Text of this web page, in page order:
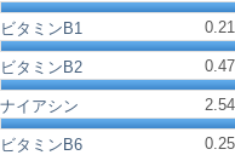
ビタミンB1
ビタミンB2
ナイアシン
ビタミンB6